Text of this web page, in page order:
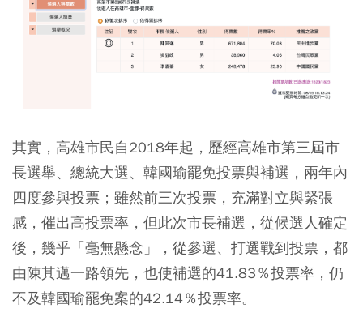
其實，高雄市民自2018年起，歷經高雄市第三屆市
長選舉、總統大選、韓國瑜罷免投票與補選，兩年內
四度參與投票；雖然前三次投票，充滿對立與緊張
感，催出高投票率，但此次市長補選，從候選人確定
後，幾乎「毫無懸念」，從參選、打選戰到投票，都
由陳其邁一路領先，也使補選的41.83％投票率，仍
不及韓國瑜罷免案的42.14％投票率。